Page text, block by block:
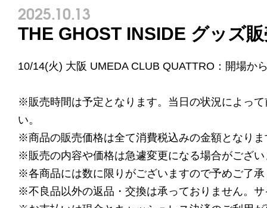
2025.10.13
THE GHOST INSIDE グッズ
10/14(火) 大阪 UMEDA CLUB QUATTRO：開場か
※販売時間は予定となります。当日の状況によっ
い。
※商品の販売価格は全て消費税込みの金額となりま
※販売の内容や価格は急遽変更になる場合がござ
※各商品には数に限りがございますので予めご了
※不良品以外の返品・交換は承っておりません。